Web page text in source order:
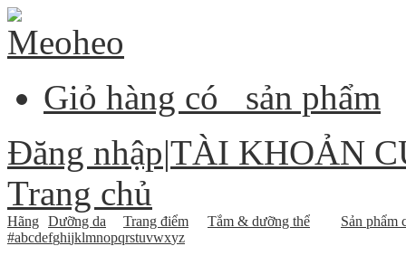
Giỏ hàng có
sản phẩm
Đăng nhập|TÀI KHOẢN
Trang chủ
Hãng Dưỡng da Trang điểm Tắm & dưỡng thể
Sản phẩm
#abcdefghijklmnopqrstuvwxyz